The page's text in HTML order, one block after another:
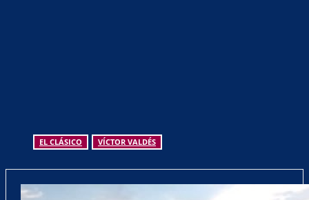
EL CLÁSICO VÍCTOR VALDÉS